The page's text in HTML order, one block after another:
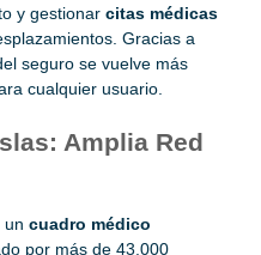
y gestionar citas médicas
Gracias a
seguro se vuelve más
cualquier usuario.
Amplia Red
un cuadro médico
por más de 43.000